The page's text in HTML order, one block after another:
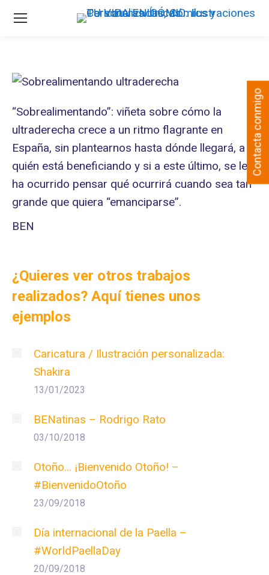
“Sobrealimentando”: viñeta sobre cómo la
ultraderecha crece a un ritmo flagrante en
España, sin plantearnos hasta dónde llegará, a
quién está beneficiando y si a este último, se le
ha ocurrido pensar qué ocurrirá cuando sea tan
grande que quiera “emanciparse”.
BEN
¿Quieres ver otros trabajos
realizados? Aquí tienes unos
ejemplos
Caricatura / Ilustración personalizada:
Shakira
13/01/2023
BENatinas – Rodrigo Rato
03/10/2018
Otoño… ¡Bienvenido Otoño! –
#BienvenidoOtoño
23/09/2018
Día internacional de la Paella –
#WorldPaellaDay
20/09/2018
Contacta conmigo